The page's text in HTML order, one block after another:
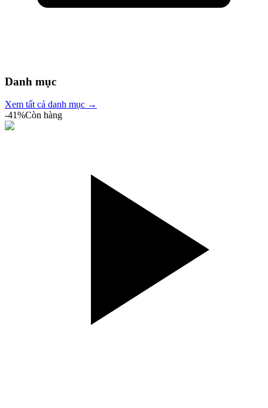
Danh mục
Xem tất cả danh mục →
-41%Còn hàng